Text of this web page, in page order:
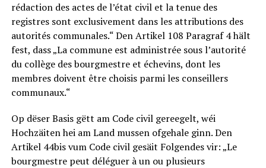
rédaction des actes de l’état civil et la tenue des
registres sont exclusivement dans les attributions des
autorités communales.“ Den Artikel 108 Paragraf 4 hält
fest, dass „La commune est administrée sous l’autorité
du collège des bourgmestre et échevins, dont les
membres doivent être choisis parmi les conseillers
communaux.“
Op dëser Basis gëtt am Code civil gereegelt, wéi
Hochzäiten hei am Land mussen ofgehale ginn. Den
Artikel 44bis vum Code civil gesäit Folgendes vir: „Le
bourgmestre peut déléguer à un ou plusieurs